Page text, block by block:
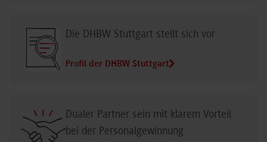
Die DHBW Stuttgart stellt sich vor
Profil der DHBW Stuttgart
Dualer Partner sein mit klarem Vorteil
bei der Personalgewinnung